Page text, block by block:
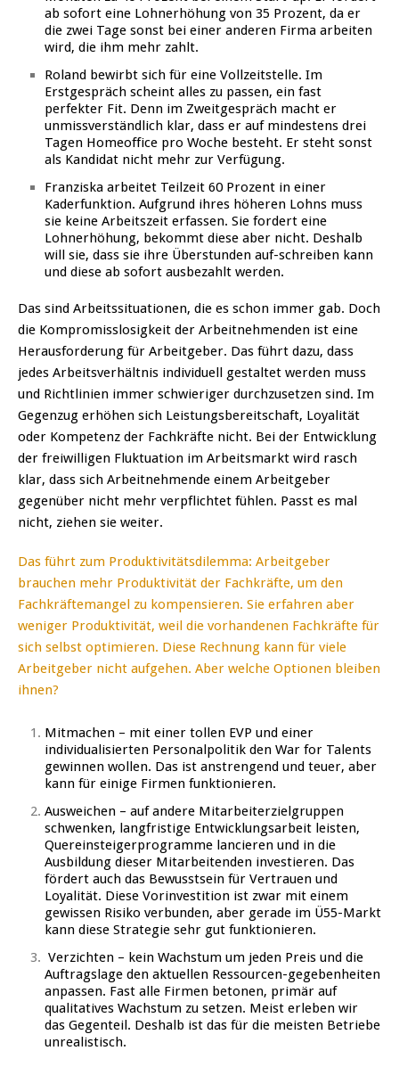
ab sofort eine Lohnerhöhung von 35 Prozent, da er
die zwei Tage sonst bei einer anderen Firma arbeiten
wird, die ihm mehr zahlt.
Roland bewirbt sich für eine Vollzeitstelle. Im
Erstgespräch scheint alles zu passen, ein fast
perfekter Fit. Denn im Zweitgespräch macht er
unmissverständlich klar, dass er auf mindestens drei
Tagen Homeoffice pro Woche besteht. Er steht sonst
als Kandidat nicht mehr zur Verfügung.
Franziska arbeitet Teilzeit 60 Prozent in einer
Kaderfunktion. Aufgrund ihres höheren Lohns muss
sie keine Arbeitszeit erfassen. Sie fordert eine
Lohnerhöhung, bekommt diese aber nicht. Deshalb
will sie, dass sie ihre Überstunden auf-schreiben kann
und diese ab sofort ausbezahlt werden.
Das sind Arbeitssituationen, die es schon immer gab. Doch
die Kompromisslosigkeit der Arbeitnehmenden ist eine
Herausforderung für Arbeitgeber. Das führt dazu, dass
jedes Arbeitsverhältnis individuell gestaltet werden muss
und Richtlinien immer schwieriger durchzusetzen sind. Im
Gegenzug erhöhen sich Leistungsbereitschaft, Loyalität
oder Kompetenz der Fachkräfte nicht. Bei der Entwicklung
der freiwilligen Fluktuation im Arbeitsmarkt wird rasch
klar, dass sich Arbeitnehmende einem Arbeitgeber
gegenüber nicht mehr verpflichtet fühlen. Passt es mal
nicht, ziehen sie weiter.
Das führt zum Produktivitätsdilemma: Arbeitgeber
brauchen mehr Produktivität der Fachkräfte, um den
Fachkräftemangel zu kompensieren. Sie erfahren aber
weniger Produktivität, weil die vorhandenen Fachkräfte für
sich selbst optimieren. Diese Rechnung kann für viele
Arbeitgeber nicht aufgehen. Aber welche Optionen bleiben
ihnen?
Mitmachen – mit einer tollen EVP und einer
individualisierten Personalpolitik den War for Talents
gewinnen wollen. Das ist anstrengend und teuer, aber
kann für einige Firmen funktionieren.
Ausweichen – auf andere Mitarbeiterzielgruppen
schwenken, langfristige Entwicklungsarbeit leisten,
Quereinsteigerprogramme lancieren und in die
Ausbildung dieser Mitarbeitenden investieren. Das
fördert auch das Bewusstsein für Vertrauen und
Loyalität. Diese Vorinvestition ist zwar mit einem
gewissen Risiko verbunden, aber gerade im Ü55-Markt
kann diese Strategie sehr gut funktionieren.
Verzichten – kein Wachstum um jeden Preis und die
Auftragslage den aktuellen Ressourcen-gegebenheiten
anpassen. Fast alle Firmen betonen, primär auf
qualitatives Wachstum zu setzen. Meist erleben wir
das Gegenteil. Deshalb ist das für die meisten Betriebe
unrealistisch.